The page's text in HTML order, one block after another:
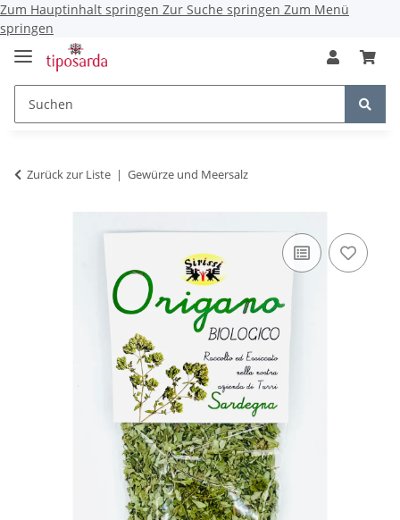
Zum Hauptinhalt springen Zur Suche springen Zum Menü
springen
Zurück zur Liste Gewürze und Meersalz